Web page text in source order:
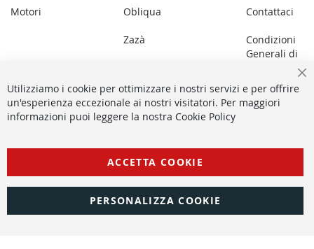
Motori Obliqua
Zazà
Panoramica
Aléa
Contattaci
Condizioni
Generali di
2025 Copyright © All rights reserved - Pracal P.IVA: 05128780656 -
Utilizziamo i cookie per ottimizzare i nostri servizi e per offrire
un'esperienza eccezionale ai nostri visitatori. Per maggiori
informazioni puoi leggere la nostra Cookie Policy
ACCETTA COOKIE
PERSONALIZZA COOKIE